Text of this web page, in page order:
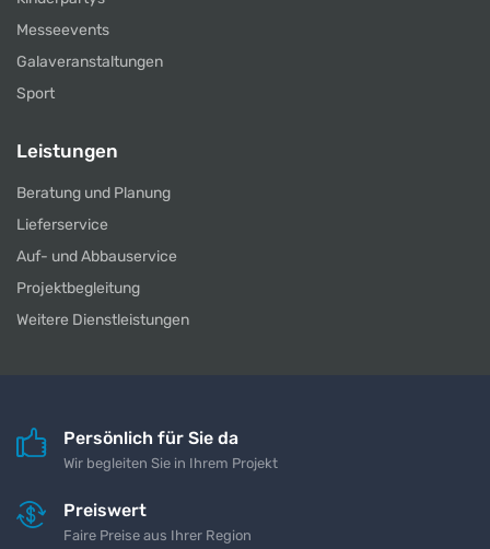
Messeevents
Galaveranstaltungen
Sport
Leistungen
Beratung und Planung
Lieferservice
Auf- und Abbauservice
Projektbegleitung
Weitere Dienstleistungen
Persönlich für Sie da
Wir begleiten Sie in Ihrem Projekt
Preiswert
Faire Preise aus Ihrer Region